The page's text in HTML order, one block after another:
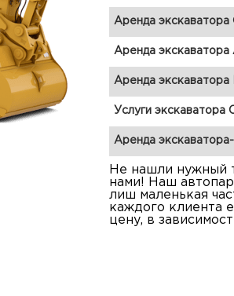
Аренда экскаватора
Аренда экскаватора
Аренда экскаватора
Услуги экскаватора
Аренда
Не нашли нужный
нами! Наш
лиш маленькая
каждого клиента
цену, в